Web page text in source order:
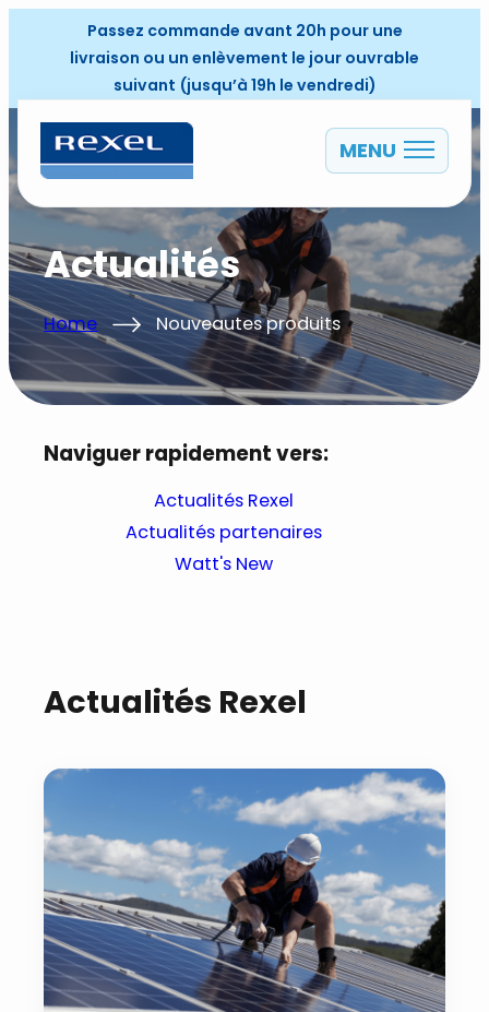
Passez commande avant 20h pour une
livraison ou un enlèvement le jour ouvrable
suivant (jusqu’à 19h le vendredi)
FR
MENU
Actualités
Home Nouveautes produits
Naviguer rapidement vers:
Actualités Rexel
Actualités partenaires
Watt's New
Actualités Rexel